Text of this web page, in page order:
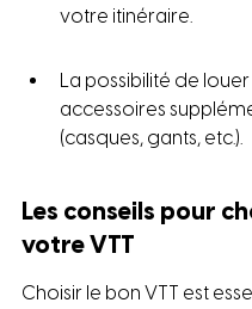
votre itinéraire.
La possibilité de
accessoires
(casques, gants, etc.).
Les conseils pour
votre VTT
Choisir le bon VTT est